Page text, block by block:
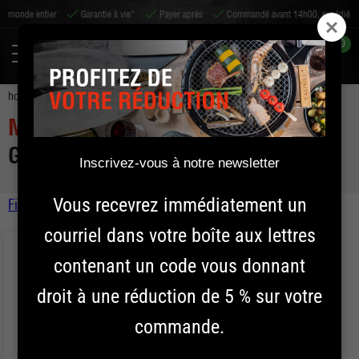
Garantie à vie* Payer après Commandé avant 14h00, expédié le jour
0
home kamado miniyakiniku 11 inch kamado grill
MINI
YAKINIKU 11 INCH KAMADO
GRILL
Filtre
Sort byKamado
MINIYAKINIKU 11 inch Kamado Grill
COMPACT YAKINIKU 13 inch Kamado Grill
YAKINIKU 16 inch Kamado Grill
Inscrivez-vous à notre newsletter
Vous recevrez immédiatement un
courriel dans votre boîte aux lettres
contenant un code vous donnant
droit à une réduction de 5 % sur votre
commande.